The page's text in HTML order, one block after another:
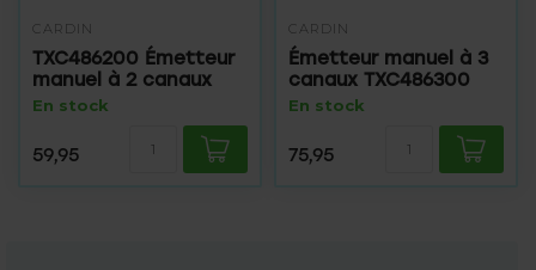
CARDIN
TXC486200 Émetteur
manuel à 2 canaux
En stock
59,95
CARDIN
Émetteur manuel à 3
canaux TXC486300
En stock
75,95